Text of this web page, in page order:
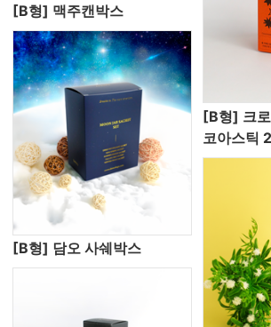
[B형] 맥주캔박스
[B형] 담오 사쉐박스
[B형] 크
코아스틱